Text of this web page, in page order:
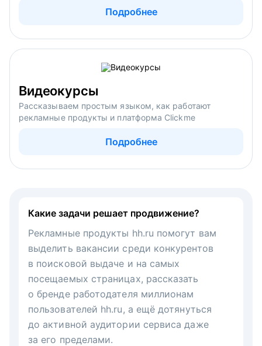
Подробнее
Видеокурсы
Рассказываем простым языком, как работают
рекламные продукты и платформа Clickme
Подробнее
Какие задачи решает продвижение?
Рекламные продукты hh.ru помогут вам
выделить вакансии среди конкурентов
в поисковой выдаче и на самых
посещаемых страницах, рассказать
о бренде работодателя миллионам
пользователей hh.ru, а ещё дотянуться
до активной аудитории сервиса даже
за его пределами.